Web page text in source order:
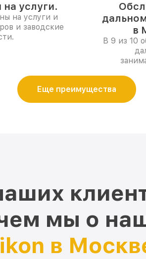
услуги.
на услуги и
и заводские
в
В 9 из 10
Еще преимущества
мы о
в